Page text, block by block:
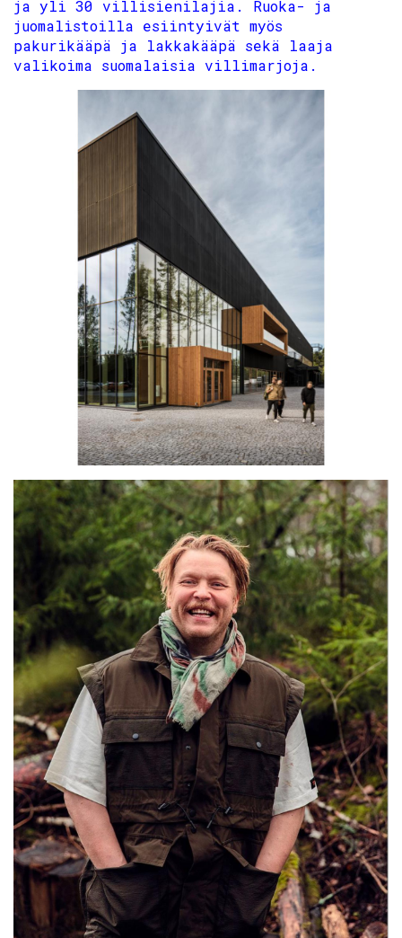
ja yli 30 villisienilajia. Ruoka- ja
juomalistoilla esiintyivät myös
pakurikääpä ja lakkakääpä sekä laaja
valikoima suomalaisia villimarjoja.